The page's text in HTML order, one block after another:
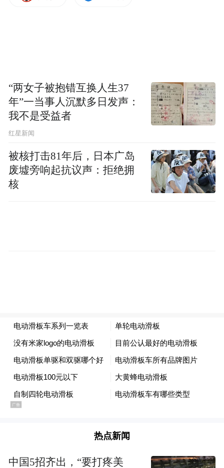
“两女子被抱错互换人生37
年”一当事人沉默多日发声：
我不是受益者
红星新闻
被核打击81年后，日本广岛
废墟旁响起抗议声：拒绝拥
核
热点新闻
中国5招齐出，“要打疼美